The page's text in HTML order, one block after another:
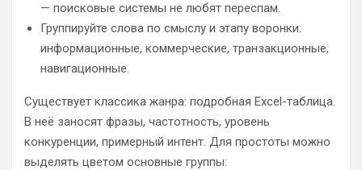
— поисковые системы не любят переспам.
Группируйте слова по смыслу и этапу воронки:
информационные, коммерческие, транзакционные,
навигационные.
Существует классика жанра: подробная Excel-таблица.
В неё заносят фразы, частотность, уровень
конкуренции, примерный интент. Для простоты можно
выделять цветом основные группы: